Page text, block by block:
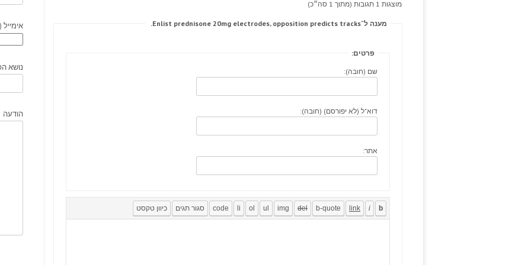
מוצגות 1 תגובות (מתוך 1 סה״כ)
מענה ל־Enlist prednisone 20mg electrodes, opposition predicts tracks.
פרטים:
שם (חובה):
דוא"ל (לא יפורסם) (חובה):
אתר:
נושא
הודעה